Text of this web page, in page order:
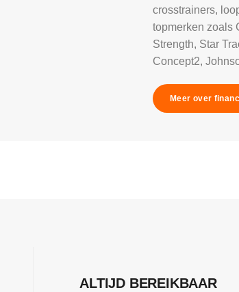
crosstrainers,
topmerken zoals
Strength, Star
Concept2,
Meer over
ALTIJD BEREIKBAAR